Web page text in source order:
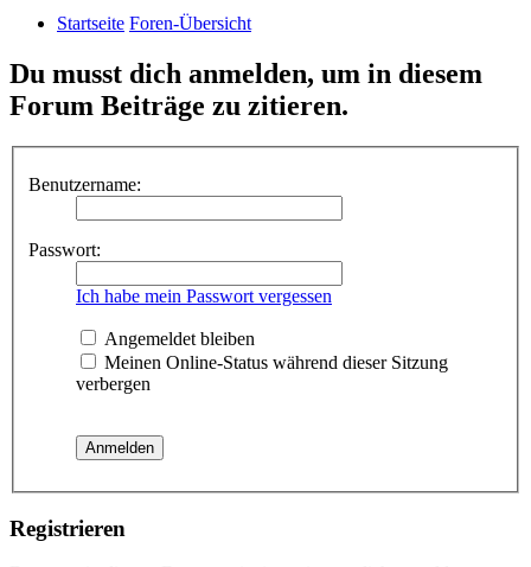
Startseite Foren-Übersicht
Du musst dich anmelden, um in diesem
Forum Beiträge zu zitieren.
Benutzername:
Passwort:
Ich habe mein Passwort vergessen
Angemeldet bleiben
Meinen Online-Status während dieser Sitzung
verbergen
Registrieren